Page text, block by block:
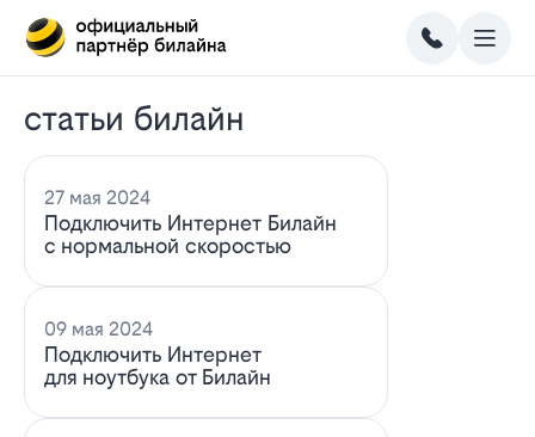
статьи билайн
27 мая 2024
Подключить Интернет Билайн
с нормальной скоростью
09 мая 2024
Подключить Интернет
для ноутбука от Билайн